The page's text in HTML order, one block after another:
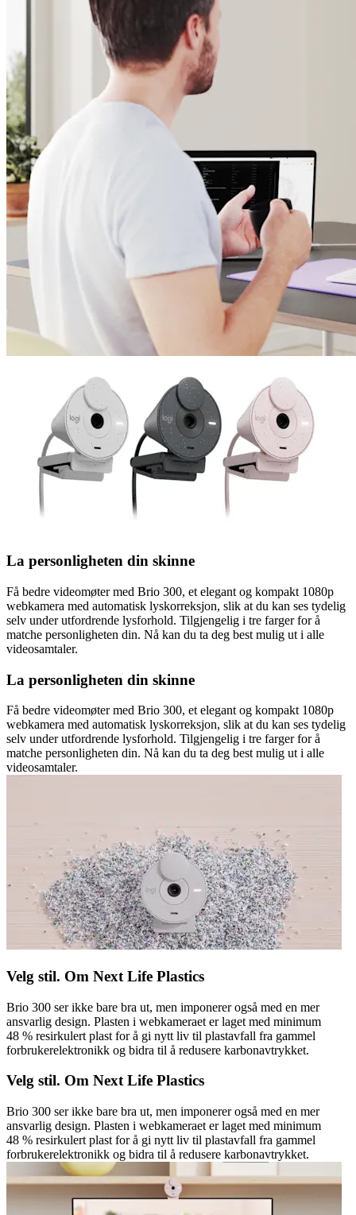
La personligheten din skinne
Få bedre videomøter med Brio 300, et elegant og kompakt 1080p
webkamera med automatisk lyskorreksjon, slik at du kan ses tydelig
selv under utfordrende lysforhold. Tilgjengelig i tre farger for å
matche personligheten din. Nå kan du ta deg best mulig ut i alle
videosamtaler.
La personligheten din skinne
Få bedre videomøter med Brio 300, et elegant og kompakt 1080p
webkamera med automatisk lyskorreksjon, slik at du kan ses tydelig
selv under utfordrende lysforhold. Tilgjengelig i tre farger for å
matche personligheten din. Nå kan du ta deg best mulig ut i alle
videosamtaler.
Velg stil. Om Next Life Plastics
Brio 300 ser ikke bare bra ut, men imponerer også med en mer
ansvarlig design. Plasten i webkameraet er laget med minimum
48 % resirkulert plast for å gi nytt liv til plastavfall fra gammel
forbrukerelektronikk og bidra til å redusere karbonavtrykket.
Velg stil. Om Next Life Plastics
Brio 300 ser ikke bare bra ut, men imponerer også med en mer
ansvarlig design. Plasten i webkameraet er laget med minimum
48 % resirkulert plast for å gi nytt liv til plastavfall fra gammel
forbrukerelektronikk og bidra til å redusere karbonavtrykket.